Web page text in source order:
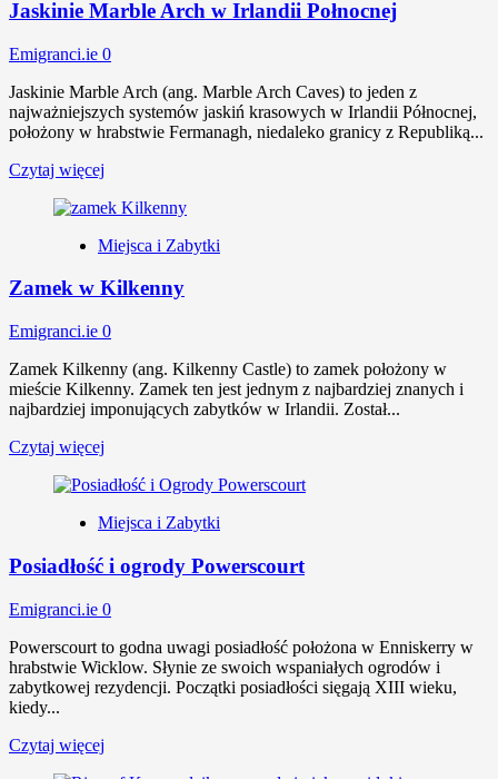
Jaskinie Marble Arch w Irlandii Połnocnej
Emigranci.ie 0
Jaskinie Marble Arch (ang. Marble Arch Caves) to jeden z
najważniejszych systemów jaskiń krasowych w Irlandii Północnej,
położony w hrabstwie Fermanagh, niedaleko granicy z Republiką...
Czytaj więcej
Miejsca i Zabytki
Zamek w Kilkenny
Emigranci.ie 0
Zamek Kilkenny (ang. Kilkenny Castle) to zamek położony w
mieście Kilkenny. Zamek ten jest jednym z najbardziej znanych i
najbardziej imponujących zabytków w Irlandii. Został...
Czytaj więcej
Miejsca i Zabytki
Posiadłość i ogrody Powerscourt
Emigranci.ie 0
Powerscourt to godna uwagi posiadłość położona w Enniskerry w
hrabstwie Wicklow. Słynie ze swoich wspaniałych ogrodów i
zabytkowej rezydencji. Początki posiadłości sięgają XIII wieku,
kiedy...
Czytaj więcej